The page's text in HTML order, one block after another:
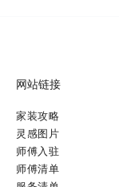
网站链接
家装攻略
灵感图片
师傅入驻
师傅清单